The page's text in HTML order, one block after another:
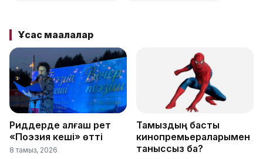
Ұқсас мақалалар
Риддерде алғаш рет
«Поэзия кеші» өтті
8 тамыз, 2026
Тамыздың басты
кинопремьераларымен
таныссыз ба?